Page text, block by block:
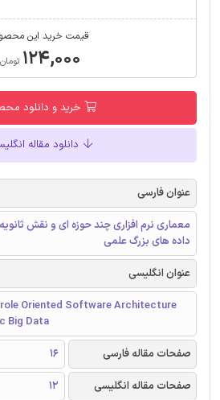
قیمت خرید این
۱۲۴,۰۰۰ تومان
خرید و دانلود
دانلود مقاله
عنوان فارسی
معماری نرم افزاری چند حوزه ای و نقش
داده های بزرگ علمی
عنوان انگلیسی
Oriented Software Architecture
Big Data
صفحات مقاله فارسی
16
صفحات مقاله انگلیسی
12